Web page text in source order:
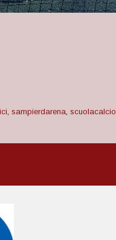
, sampierdarena, scuolacalcio